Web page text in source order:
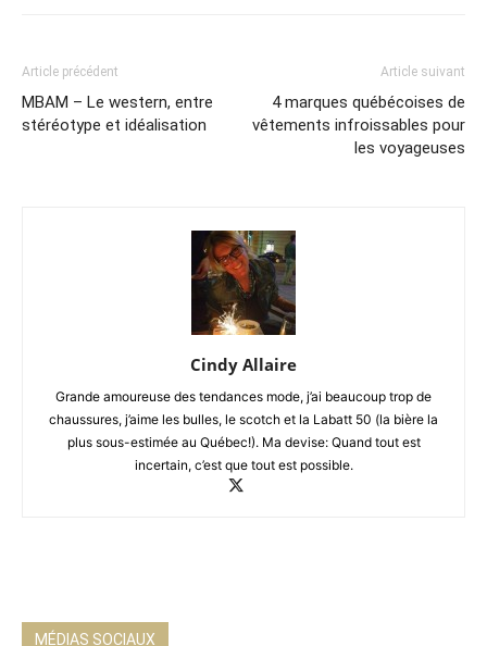
Article précédent
MBAM – Le western, entre
stéréotype et idéalisation
Article suivant
4 marques québécoises de
vêtements infroissables pour
les voyageuses
Cindy Allaire
Grande amoureuse des tendances mode, j’ai beaucoup trop de
chaussures, j’aime les bulles, le scotch et la Labatt 50 (la bière la
plus sous-estimée au Québec!). Ma devise: Quand tout est
incertain, c’est que tout est possible.
MÉDIAS SOCIAUX